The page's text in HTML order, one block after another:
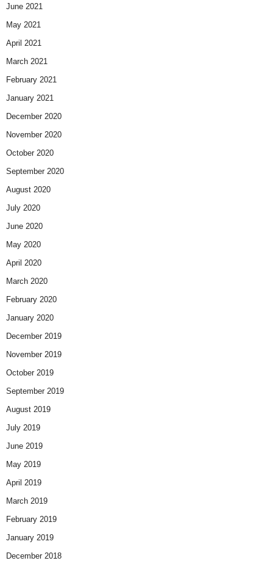
June 2021
May 2021
April 2021
March 2021
February 2021
January 2021
December 2020
November 2020
October 2020
September 2020
August 2020
July 2020
June 2020
May 2020
April 2020
March 2020
February 2020
January 2020
December 2019
November 2019
October 2019
September 2019
August 2019
July 2019
June 2019
May 2019
April 2019
March 2019
February 2019
January 2019
December 2018